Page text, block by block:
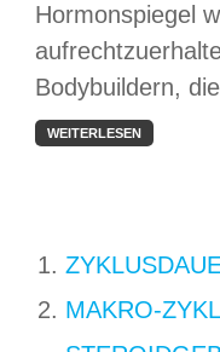
Hormonspiegel
Bodybuildern,
WEITERLESEN
MAKRO-